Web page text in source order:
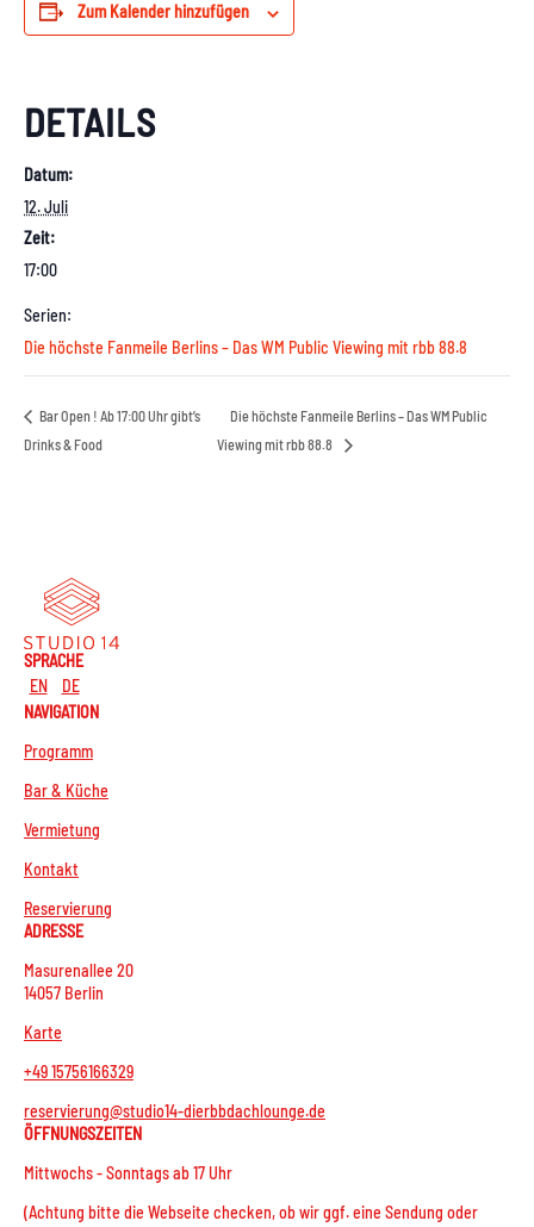
Zum Kalender hinzufügen
DETAILS
Datum:
12. Juli
Zeit:
17:00
Serien:
Die höchste Fanmeile Berlins – Das WM Public Viewing mit rbb 88.8
Bar Open ! Ab 17:00 Uhr gibt’s
Drinks & Food
Die höchste Fanmeile Berlins – Das WM Public
Viewing mit rbb 88.8
SPRACHE
EN
DE
NAVIGATION
Programm
Bar & Küche
Vermietung
Kontakt
Reservierung
ADRESSE
Masurenallee 20
14057 Berlin
Karte
+49 15756166329
reservierung@studio14-dierbbdachlounge.de
ÖFFNUNGSZEITEN
Mittwochs - Sonntags ab 17 Uhr
(Achtung bitte die Webseite checken, ob wir ggf. eine Sendung oder